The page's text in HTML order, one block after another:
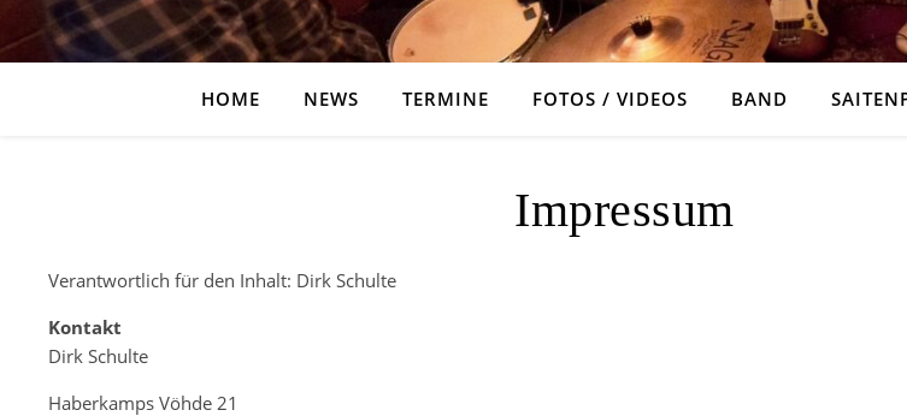
HOME NEWS TERMINE FOTOS / VIDEOS BAND
Impressum
Verantwortlich für den Inhalt: Dirk Schulte
Kontakt
Dirk Schulte
Haberkamps Vöhde 21